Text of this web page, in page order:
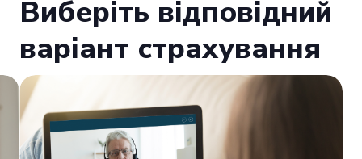
Виберіть відповідний
варіант страхування